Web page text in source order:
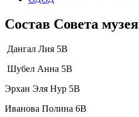
Состав Совета музея
Дангал Лия 5В
Шубел Анна 5В
Эрхан Эля Нур 5В
Иванова Полина 6В